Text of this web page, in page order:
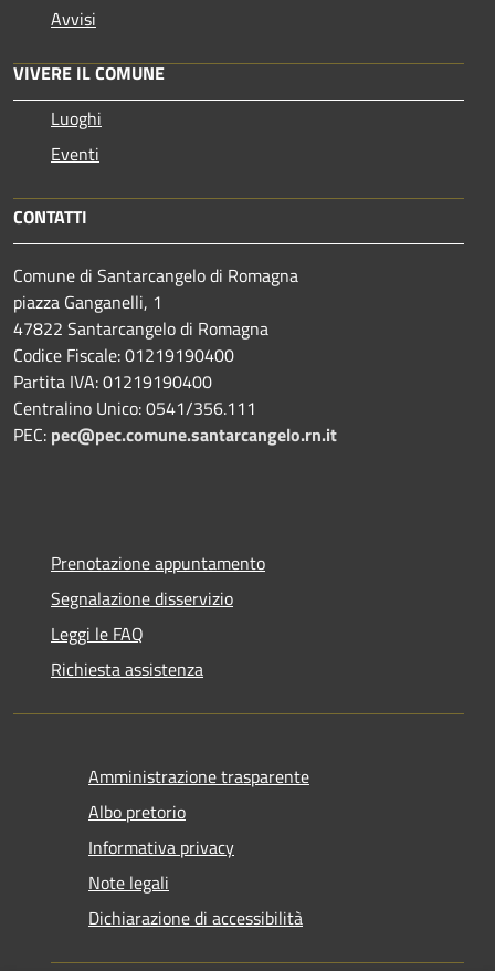
Avvisi
VIVERE IL COMUNE
Luoghi
Eventi
CONTATTI
Comune di Santarcangelo di Romagna
piazza Ganganelli, 1
47822 Santarcangelo di Romagna
Codice Fiscale: 01219190400
Partita IVA: 01219190400
Centralino Unico: 0541/356.111
PEC: pec@pec.comune.santarcangelo.rn.it
Prenotazione appuntamento
Segnalazione disservizio
Leggi le FAQ
Richiesta assistenza
Amministrazione trasparente
Albo pretorio
Informativa privacy
Note legali
Dichiarazione di accessibilità